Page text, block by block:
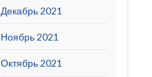
Декабрь 2021
Ноябрь 2021
Октябрь 2021